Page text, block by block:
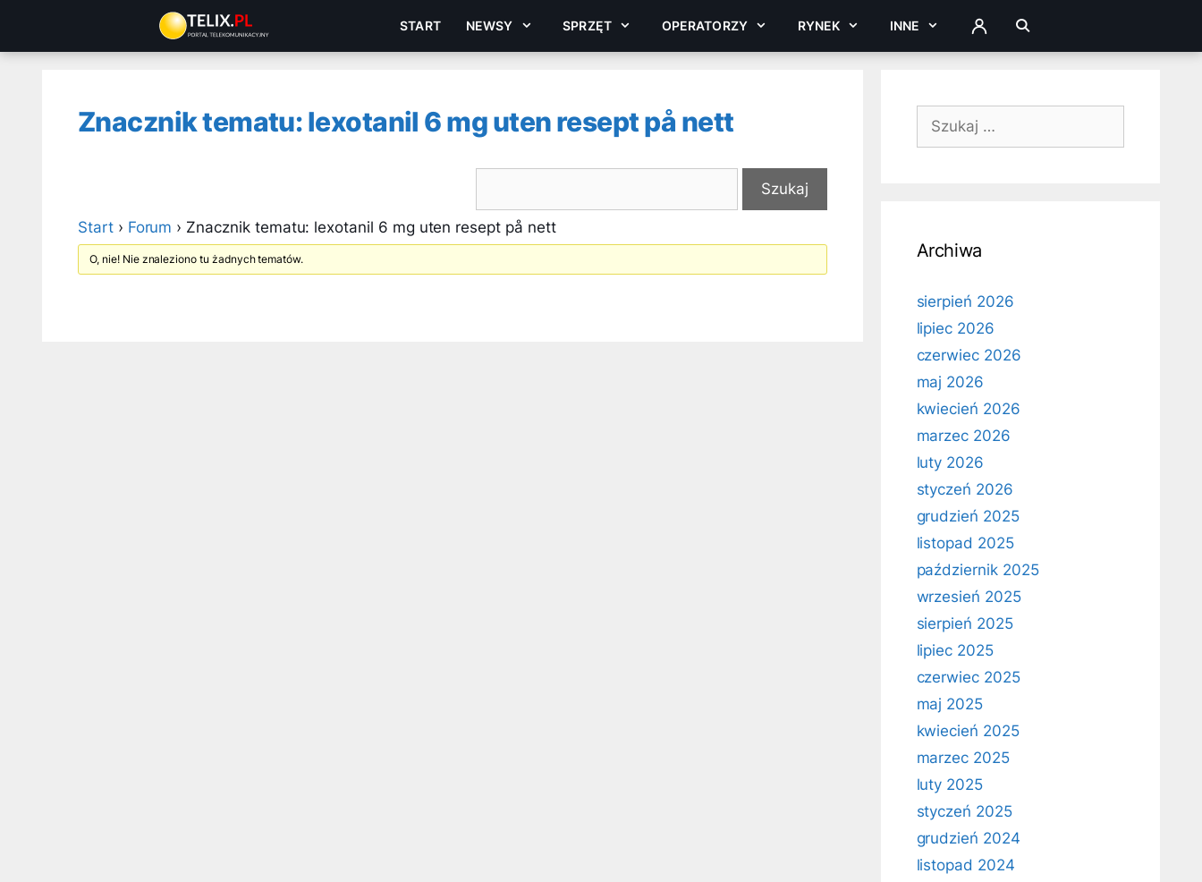
treści
START NEWSY SPRZĘT OPERATORZY RYNEK INNE ZALOGUJ
Znacznik tematu: lexotanil 6 mg uten resept på nett
Start › Forum › Znacznik tematu: lexotanil 6 mg uten resept på nett
O, nie! Nie znaleziono tu żadnych tematów.
Szukaj:
Archiwa
sierpień 2026
lipiec 2026
czerwiec 2026
maj 2026
kwiecień 2026
marzec 2026
luty 2026
styczeń 2026
grudzień 2025
listopad 2025
październik 2025
wrzesień 2025
sierpień 2025
lipiec 2025
czerwiec 2025
maj 2025
kwiecień 2025
marzec 2025
luty 2025
styczeń 2025
grudzień 2024
listopad 2024